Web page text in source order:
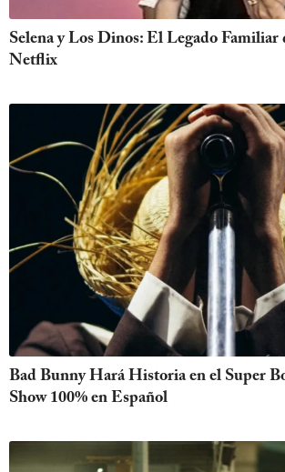
Selena y Los Dinos: El Legado Familiar
Netflix
Bad Bunny Hará Historia en el Super
Show 100% en Español